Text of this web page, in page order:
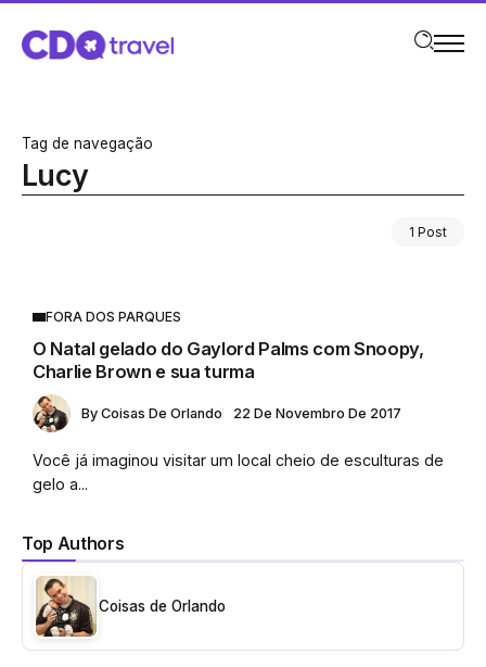
Tag de navegação
Lucy
1 Post
Top Authors
Coisas de Orlando
FORA DOS PARQUES
O Natal gelado do Gaylord Palms com Snoopy,
Charlie Brown e sua turma
By Coisas De Orlando 22 De Novembro De 2017
Você já imaginou visitar um local cheio de esculturas de
gelo a...